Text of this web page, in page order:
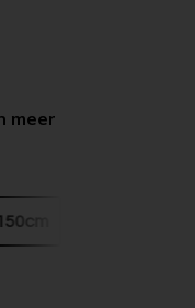
meer